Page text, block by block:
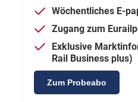
Wöchentliches E-
Zugang zum
Exklusive
Rail Business plus)
Zum Probeabo